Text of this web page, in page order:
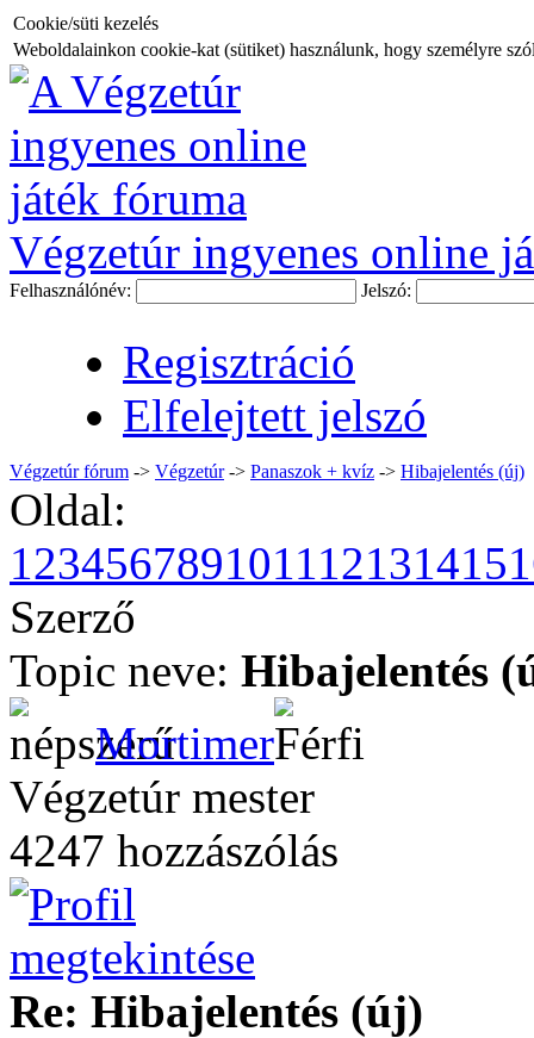
Cookie/süti kezelés
Weboldalainkon cookie-kat (sütiket) használunk, hogy személyre
Végzetúr ingyenes online
Felhasználónév: Jelszó:
Regisztráció
Elfelejtett jelszó
Végzetúr fórum -> Végzetúr-> Panaszok + kvíz -> Hibajelentés (új)
Oldal:
123456789101112131415
Szerző
Topic neve: Hibajelentés
Mortimer
Végzetúr mester
4247 hozzászólás
Re: Hibajelentés (új)